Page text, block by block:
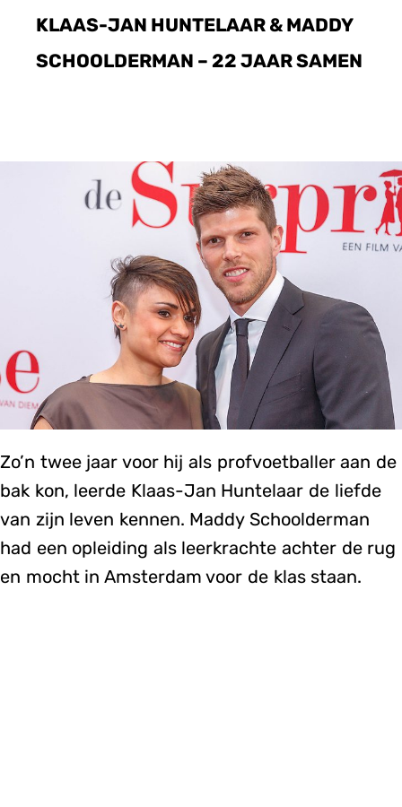
KLAAS-JAN HUNTELAAR & MADDY
SCHOOLDERMAN – 22 JAAR SAMEN
Zo’n twee jaar voor hij als profvoetballer aan de
bak kon, leerde Klaas-Jan Huntelaar de liefde
van zijn leven kennen. Maddy Schoolderman
had een opleiding als leerkrachte achter de rug
en mocht in Amsterdam voor de klas staan.